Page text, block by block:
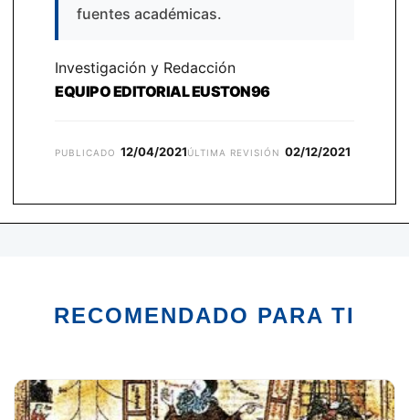
fuentes académicas.
Investigación y Redacción
EQUIPO EDITORIAL EUSTON96
PUBLICADO 12/04/2021ÚLTIMA REVISIÓN 02/12/2021
RECOMENDADO PARA TI